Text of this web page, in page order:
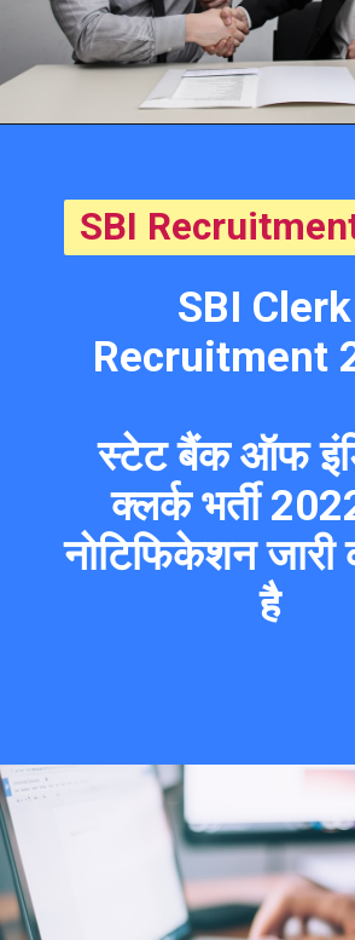
SBI
SBI Clerk
Recruitment
स्टेट बैंक ऑफ
क्लर्क भर्ती
नोटिफिकेशन जारी
है